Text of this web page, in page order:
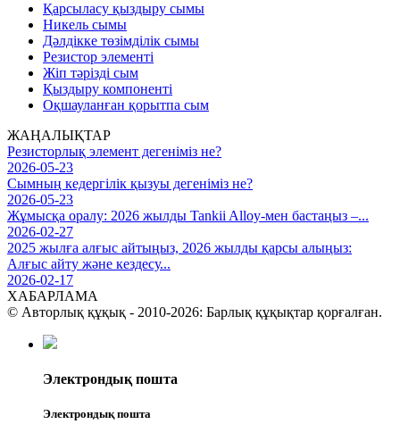
Қарсыласу қыздыру сымы
Никель сымы
Дәлдікке төзімділік сымы
Резистор элементі
Жіп тәрізді сым
Қыздыру компоненті
Оқшауланған қорытпа сым
ЖАҢАЛЫҚТАР
Резисторлық элемент дегеніміз не?
2026-05-23
Сымның кедергілік қызуы дегеніміз не?
2026-05-23
Жұмысқа оралу: 2026 жылды Tankii Alloy-мен бастаңыз –...
2026-02-27
2025 жылға алғыс айтыңыз, 2026 жылды қарсы алыңыз:
Алғыс айту және кездесу...
2026-02-17
ХАБАРЛАМА
© Авторлық құқық - 2010-2026: Барлық құқықтар қорғалған.
Электрондық пошта
Электрондық пошта